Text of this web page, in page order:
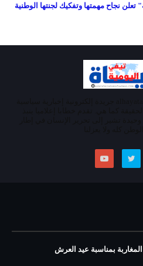
تعلن نجاح مهمتها وتفكيك لجنتها الوطنية
بمناسبة عيد العرش